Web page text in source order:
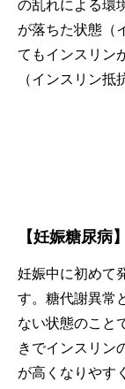
の乱れによる環
が落ちた状態（
てもインスリン
（インスリン抵
【妊娠糖尿病】
妊娠中に初めて
す。糖代謝異常
ない状態のこと
きでインスリン
が高くなりやす